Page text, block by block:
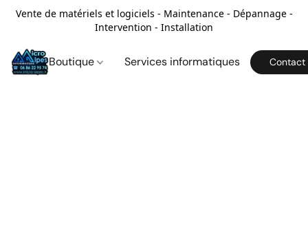
Vente de matériels et logiciels - Maintenance - Dépannage -
Intervention - Installation
Boutique Services informatiques Contact